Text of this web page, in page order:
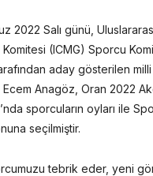
2022 Salı günü,
Komitesi (ICMG) Sporcu
aday gösterilen
Ecem Anagöz, Oran 2022
sporcuların oyları ile
seçilmiştir.
tebrik eder, yeni